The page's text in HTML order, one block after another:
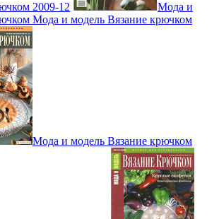
2009-12
Мода и
Мода и модель Вязание крючком
Мода и модель Вязание крючком